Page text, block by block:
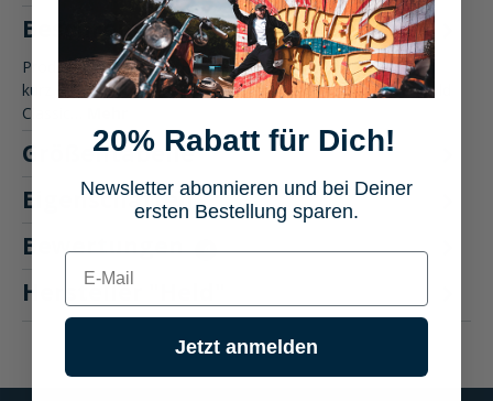
Beschreibung
Produktbeschreibung: Held Classic Rider Lederhandschuh
kurz Motorradbekleidung Perfekt für jede Ausfahrt: Der Held
Classic…
Größentabelle
Eigenschaften
Bewertungen
4
Hersteller "Held"
20% Rabatt für Dich!
Newsletter abonnieren und bei Deiner
ersten Bestellung sparen.
E-mail
Jetzt anmelden